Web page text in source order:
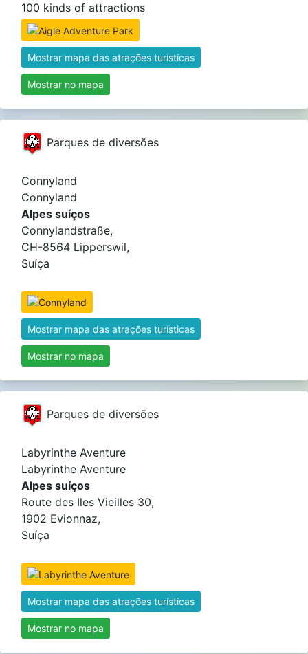
100 kinds of attractions
Mostrar mapa das atrações turísticas
Mostrar no mapa
Parques de diversões
Connyland
Connyland
Alpes suíços
Connylandstraße,
CH-8564 Lipperswil,
Suíça
Mostrar mapa das atrações turísticas
Mostrar no mapa
Parques de diversões
Labyrinthe Aventure
Labyrinthe Aventure
Alpes suíços
Route des Iles Vieilles 30,
1902 Evionnaz,
Suíça
Mostrar mapa das atrações turísticas
Mostrar no mapa